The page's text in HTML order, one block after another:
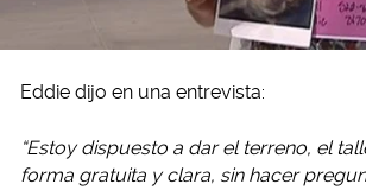
Eddie dijo en una entrevista:
“Estoy dispuesto a dar el terreno, el
forma gratuita y clara, sin hacer